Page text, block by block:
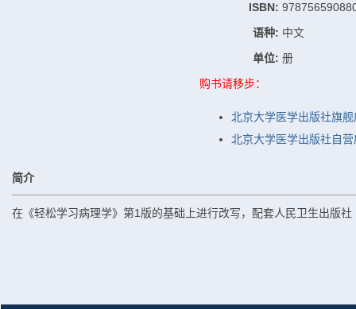
ISBN:
语种: 中文
单位: 册
购书请移步：
北京大学医学出版社旗舰
北京大学医学出版社自
简介
在《轻松学习病理学》第1版的基础上进行改写，配套人民卫生出版